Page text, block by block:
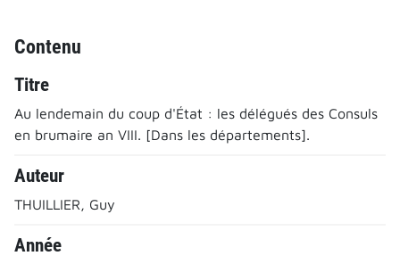
Contenu
Titre
Au lendemain du coup d'État : les délégués des Consuls
en brumaire an VIII. [Dans les départements].
Auteur
THUILLIER, Guy
Année